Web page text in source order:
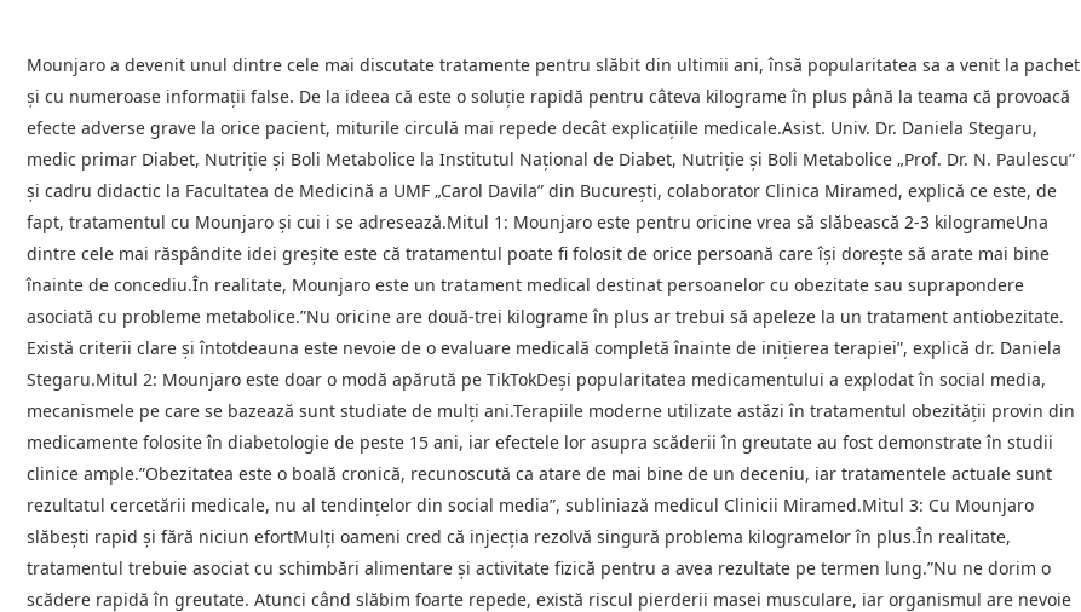
Mounjaro a devenit unul dintre cele mai discutate tratamente pentru slăbit din ultimii ani, însă popularitatea sa a venit la pachet
și cu numeroase informații false. De la ideea că este o soluție rapidă pentru câteva kilograme în plus până la teama că provoacă
efecte adverse grave la orice pacient, miturile circulă mai repede decât explicațiile medicale.Asist. Univ. Dr. Daniela Stegaru,
medic primar Diabet, Nutriție și Boli Metabolice la Institutul Național de Diabet, Nutriție și Boli Metabolice „Prof. Dr. N. Paulescu”
și cadru didactic la Facultatea de Medicină a UMF „Carol Davila” din București, colaborator Clinica Miramed, explică ce este, de
fapt, tratamentul cu Mounjaro și cui i se adresează.Mitul 1: Mounjaro este pentru oricine vrea să slăbească 2-3 kilogrameUna
dintre cele mai răspândite idei greșite este că tratamentul poate fi folosit de orice persoană care își dorește să arate mai bine
înainte de concediu.În realitate, Mounjaro este un tratament medical destinat persoanelor cu obezitate sau suprapondere
asociată cu probleme metabolice.”Nu oricine are două-trei kilograme în plus ar trebui să apeleze la un tratament antiobezitate.
Există criterii clare și întotdeauna este nevoie de o evaluare medicală completă înainte de inițierea terapiei”, explică dr. Daniela
Stegaru.Mitul 2: Mounjaro este doar o modă apărută pe TikTokDeși popularitatea medicamentului a explodat în social media,
mecanismele pe care se bazează sunt studiate de mulți ani.Terapiile moderne utilizate astăzi în tratamentul obezității provin din
medicamente folosite în diabetologie de peste 15 ani, iar efectele lor asupra scăderii în greutate au fost demonstrate în studii
clinice ample.”Obezitatea este o boală cronică, recunoscută ca atare de mai bine de un deceniu, iar tratamentele actuale sunt
rezultatul cercetării medicale, nu al tendințelor din social media”, subliniază medicul Clinicii Miramed.Mitul 3: Cu Mounjaro
slăbești rapid și fără niciun efortMulți oameni cred că injecția rezolvă singură problema kilogramelor în plus.În realitate,
tratamentul trebuie asociat cu schimbări alimentare și activitate fizică pentru a avea rezultate pe termen lung.”Nu ne dorim o
scădere rapidă în greutate. Atunci când slăbim foarte repede, există riscul pierderii masei musculare, iar organismul are nevoie